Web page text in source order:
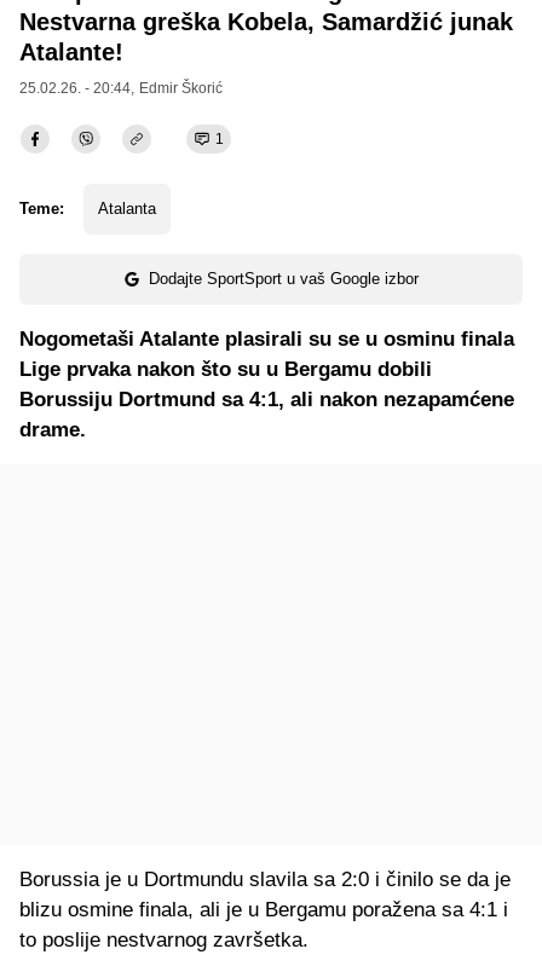
Nestvarna greška Kobela, Samardžić junak
Atalante!
25.02.26. - 20:44, Edmir Škorić
1
Teme: Atalanta
Dodajte SportSport u vaš Google izbor
Nogometaši Atalante plasirali su se u osminu finala
Lige prvaka nakon što su u Bergamu dobili
Borussiju Dortmund sa 4:1, ali nakon nezapamćene
drame.
Borussia je u Dortmundu slavila sa 2:0 i činilo se da je
blizu osmine finala, ali je u Bergamu poražena sa 4:1 i
to poslije nestvarnog završetka.